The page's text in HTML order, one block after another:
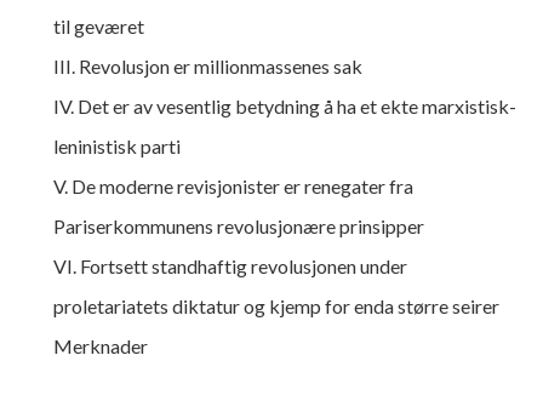
til geværet
III. Revolusjon er millionmassenes sak
IV. Det er av vesentlig betydning å ha et ekte marxistisk-
leninistisk parti
V. De moderne revisjonister er renegater fra
Pariserkommunens revolusjonære prinsipper
VI. Fortsett standhaftig revolusjonen under
proletariatets diktatur og kjemp for enda større seirer
Merknader